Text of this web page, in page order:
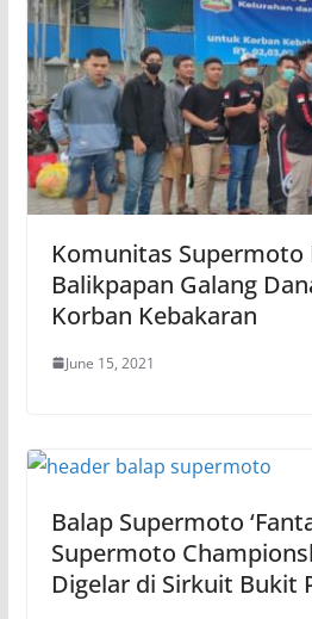
Komunitas Supermoto
Balikpapan Galang
Korban Kebakaran
June 15, 2021
Balap Supermoto
Supermoto
Digelar di Sirkuit Bukit